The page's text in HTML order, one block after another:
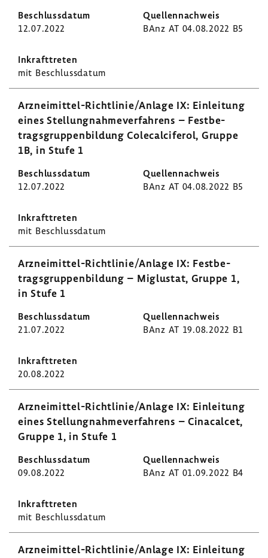
12.07.2022 BAnz AT 04.08.2022 B5
mit Beschluss­datum
Arzneimittel-​Richtlinie/Anlage IX: Einlei­tung
eines Stel­lung­nah­me­ver­fah­rens – Fest­be­
trags­grup­pen­bil­dung Cole­cal­ci­ferol, Gruppe
1B, in Stufe 1
12.07.2022 BAnz AT 04.08.2022 B5
mit Beschluss­datum
Arzneimittel-​Richtlinie/Anlage IX: Fest­be­
trags­grup­pen­bil­dung – Miglustat, Gruppe 1,
in Stufe 1
21.07.2022 BAnz AT 19.08.2022 B1
20.08.2022
Arzneimittel-​Richtlinie/Anlage IX: Einlei­tung
eines Stel­lung­nah­me­ver­fah­rens – Cinacalcet,
Gruppe 1, in Stufe 1
09.08.2022 BAnz AT 01.09.2022 B4
mit Beschluss­datum
Arzneimittel-​Richtlinie/Anlage IX: Einlei­tung